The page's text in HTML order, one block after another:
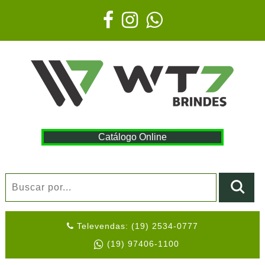
Catálogo Online
Televendas: (19) 2534-0777
(19) 97406-1100